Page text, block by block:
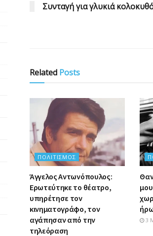
Συνταγή για γλυκιά
Related Posts
ΠΟΛΙΤΙΣΜΌΣ
Άγγελος Αντωνόπουλος:
Ερωτεύτηκε το θέατρο,
υπηρέτησε τον
κινηματογράφο, τον
αγάπησαν από την
τηλεόραση
3